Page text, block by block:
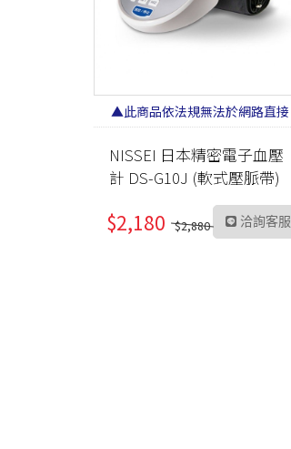
▲此商品依法規無法於網路直接
販售 請加LINE洽詢▲
NISSEI 日本精密電子血壓
計 DS-G10J (軟式壓脈帶)
$2,180 $2,880 洽詢客服